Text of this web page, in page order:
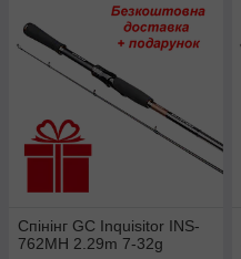
Спінінг GC Inquisitor INS-
762MH 2.29m 7-32g